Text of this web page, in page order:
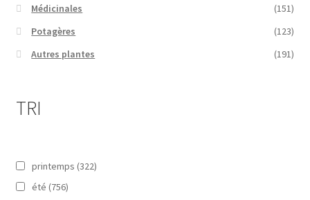
Médicinales
(151)
Potagères
(123)
Autres plantes
(191)
TRI
printemps (322)
été (756)